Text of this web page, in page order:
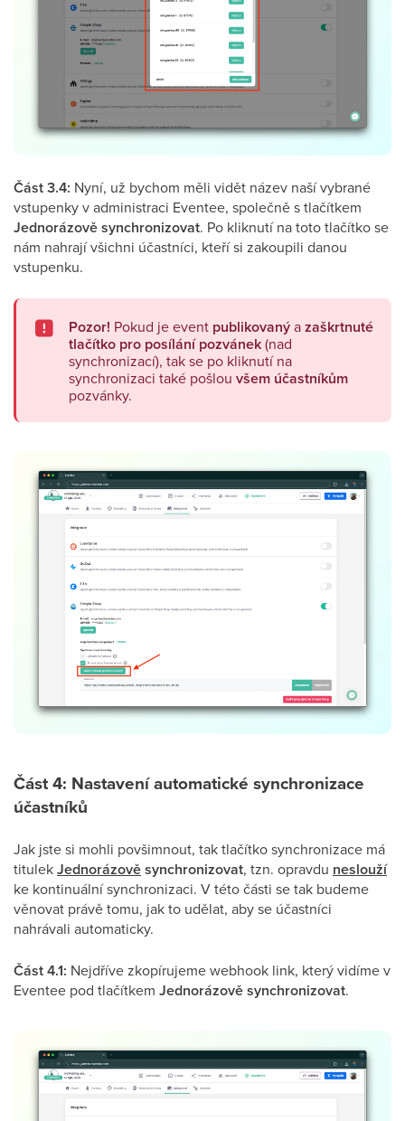
Část 3.4: Nyní, už bychom měli vidět název naší vybrané
vstupenky v administraci Eventee, společně s tlačítkem
Jednorázově synchronizovat. Po kliknutí na toto tlačítko se
nám nahrají všichni účastníci, kteří si zakoupili danou
vstupenku.
Pozor! Pokud je event publikovanýazaškrtnuté
tlačítko pro posílání pozvánek(nad
synchronizací), tak se po kliknutí na
synchronizaci také pošlou všem účastníkům
pozvánky.
Část 4: Nastavení automatické synchronizace
účastníků
Jak jste si mohli povšimnout, tak tlačítko synchronizace má
titulekJednorázověsynchronizovat, tzn. opravdu neslouží
ke kontinuální synchronizaci. V této části se tak budeme
věnovat právě tomu, jak to udělat, aby se účastníci
nahrávali automaticky.
Část 4.1: Nejdříve zkopírujeme webhook link, který vidíme v
Eventee pod tlačítkem Jednorázově synchronizovat.